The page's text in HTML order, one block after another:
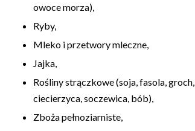
owoce morza),
Ryby,
Mleko i przetwory mleczne,
Jajka,
Rośliny strączkowe (soja, fasola, groch,
ciecierzyca, soczewica, bób),
Zboża pełnoziarniste,